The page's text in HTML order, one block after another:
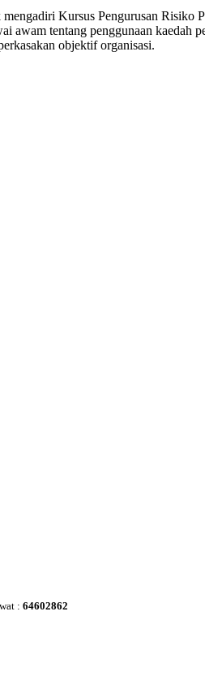
Kursus Pengurusan
awam tentang penggunaan kaedah
objektif organisasi.
: 64602862